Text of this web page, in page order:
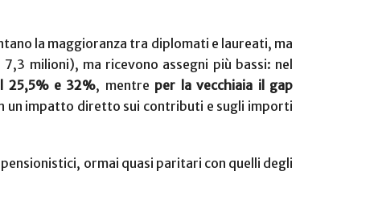
la maggioranza tra diplomati e laureati, ma
milioni), ma ricevono assegni più bassi: nel
25,5% e 32%, mentre per la vecchiaia il gap
un impatto diretto sui contributi e sugli importi
ormai quasi paritari con quelli degli